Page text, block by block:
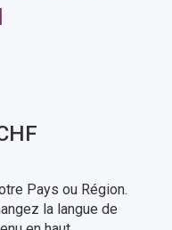
Pays ou Région.
la langue de